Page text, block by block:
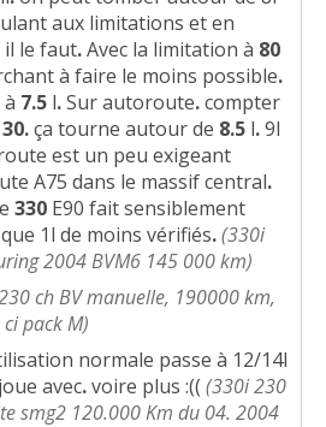
aux limitations et en
le faut. Avec la limitation à 80
à faire le moins possible.
7.5 l. Sur autoroute. compter
ça tourne autour de 8.5 l. 9l
est un peu exigeant
A75 dans le massif central.
330 E90 fait sensiblement
1l de moins vérifiés. (330i
2004 BVM6 145 000 km)
ch BV manuelle, 190000 km,
pack M)
normale passe à 12/14l
avec. voire plus :(((330i 230
smg2 120.000 Km du 04. 2004